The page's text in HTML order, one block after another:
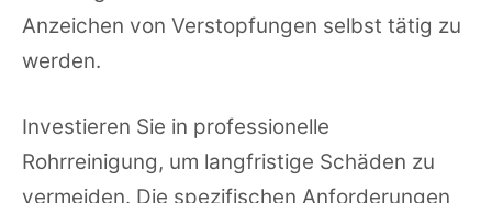
Anzeichen von Verstopfungen selbst tätig zu
werden.
Investieren Sie in professionelle
Rohrreinigung, um langfristige Schäden zu
vermeiden. Die spezifischen Anforderungen